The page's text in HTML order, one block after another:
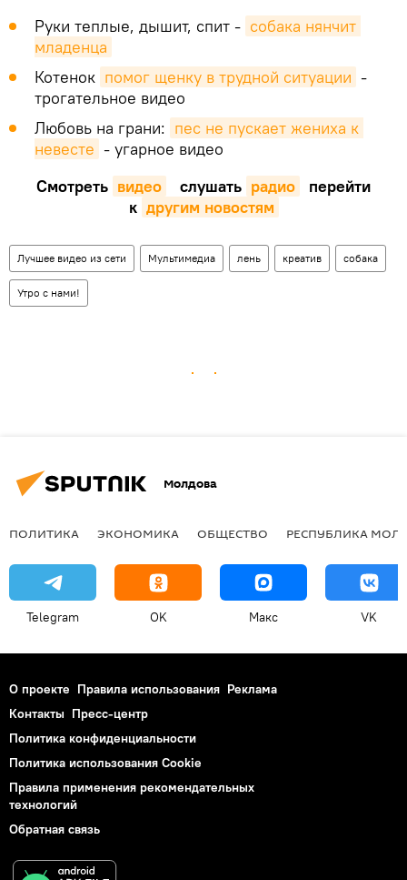
Руки теплые, дышит, спит - собака нянчит
младенца
Котенок помог щенку в трудной ситуации -
трогательное видео
Любовь на грани: пес не пускает жениха к
невесте - угарное видео
Смотреть видео слушать радио
перейти
к другим новостям
Лучшее видео из сети Мультимедиа лень креатив собака
Утро с нами!
Молдова
ПОЛИТИКА ЭКОНОМИКА ОБЩЕСТВО РЕСПУБЛИКА
Telegram OK Макс VK
О проекте Правила использования Реклама
Контакты Пресс-центр
Политика конфиденциальности
Политика использования Cookie
Правила применения рекомендательных
технологий
Обратная связь